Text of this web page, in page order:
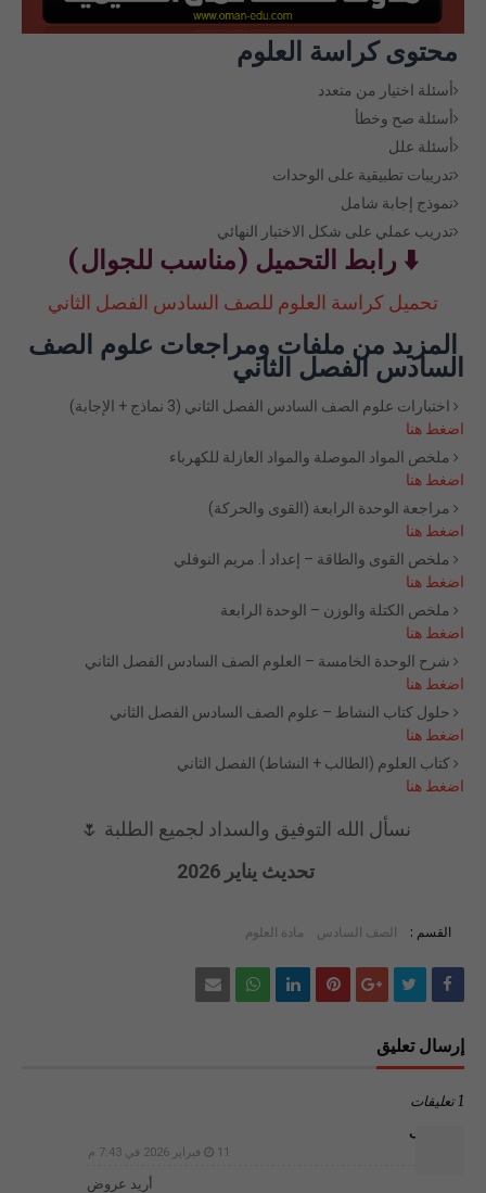
محتوى كراسة العلوم
أسئلة اختيار من متعدد
أسئلة صح وخطأ
أسئلة علل
تدريبات تطبيقية على الوحدات
نموذج إجابة شامل
تدريب عملي على شكل الاختبار النهائي
⬇️ رابط التحميل (مناسب للجوال)
تحميل كراسة العلوم للصف السادس الفصل الثاني
المزيد من ملفات ومراجعات علوم الصف
السادس الفصل الثاني
اختبارات علوم الصف السادس الفصل الثاني (3 نماذج + الإجابة)
اضغط هنا
ملخص المواد الموصلة والمواد العازلة للكهرباء
اضغط هنا
مراجعة الوحدة الرابعة (القوى والحركة)
اضغط هنا
ملخص القوى والطاقة – إعداد أ. مريم النوفلي
اضغط هنا
ملخص الكتلة والوزن – الوحدة الرابعة
اضغط هنا
شرح الوحدة الخامسة – العلوم الصف السادس الفصل الثاني
اضغط هنا
حلول كتاب النشاط – علوم الصف السادس الفصل الثاني
اضغط هنا
كتاب العلوم (الطالب + النشاط) الفصل الثاني
اضغط هنا
نسأل الله التوفيق والسداد لجميع الطلبة 🌷
تحديث يناير 2026
القسم : الصف السادس مادة العلوم
إرسال تعليق
1 تعليقات
غير معرف
11 فبراير 2026 في 7:43 م
‏أريد عروض